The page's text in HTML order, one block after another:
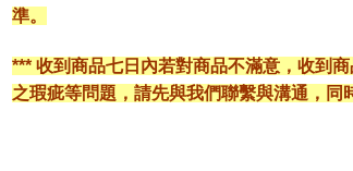
準。
*** 收到商品七日內若對商品不滿意，收到
之瑕疵等問題，請先與我們聯繫與溝通，同